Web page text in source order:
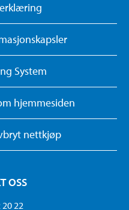
System
hjemmesiden
nettkjøp
OSS
20 22